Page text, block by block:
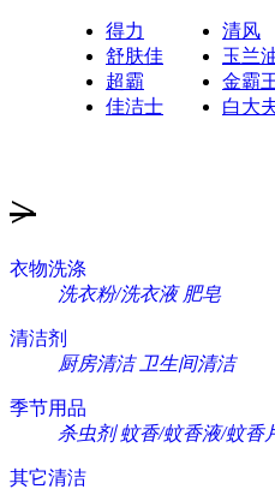
得力 清风
舒肤佳
玉兰
超霸
金霸
佳洁士
白大
>
衣物洗涤
洗衣粉/洗衣液 肥皂
清洁剂
厨房清洁 卫生间清洁
季节用品
杀虫剂 蚊香/蚊香液/蚊香
其它清洁